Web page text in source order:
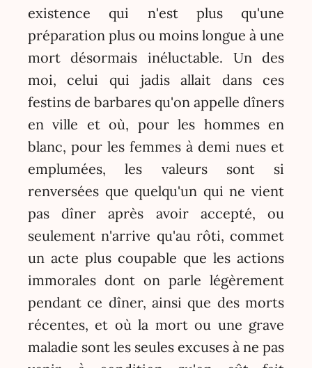
existence qui n'est plus qu'une
préparation plus ou moins longue à une
mort désormais inéluctable. Un des
moi, celui qui jadis allait dans ces
festins de barbares qu'on appelle dîners
en ville et où, pour les hommes en
blanc, pour les femmes à demi nues et
emplumées, les valeurs sont si
renversées que quelqu'un qui ne vient
pas dîner après avoir accepté, ou
seulement n'arrive qu'au rôti, commet
un acte plus coupable que les actions
immorales dont on parle légèrement
pendant ce dîner, ainsi que des morts
récentes, et où la mort ou une grave
maladie sont les seules excuses à ne pas